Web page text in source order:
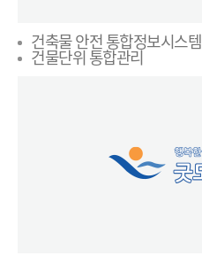
건축물 안전 통합정보시스템
건물단위 통합관리